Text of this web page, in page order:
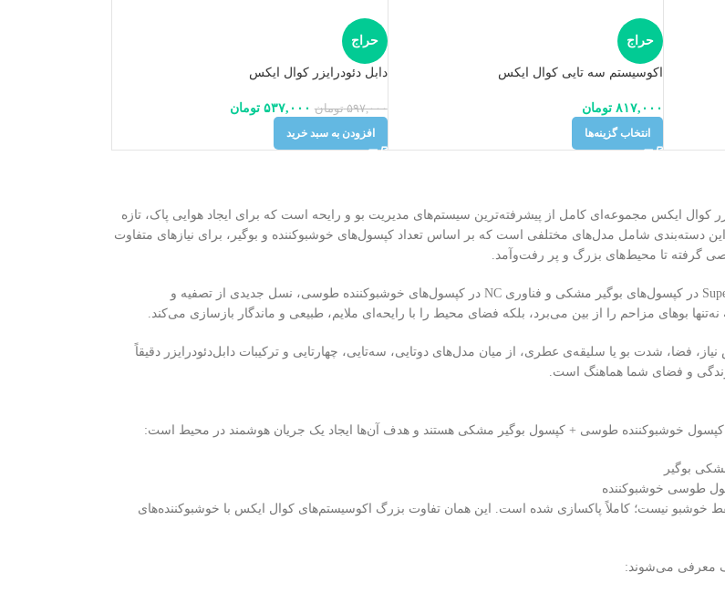
حراج
اکوسیستم سه تایی کوال ایکس
۸۱۷,۰۰۰ تومان
انتخاب گزینه‌ها
حراج
دابل دئودرایزر کوال ایکس
۵۹۷,۰۰۰ تومان ۵۳۷,۰۰۰ تومان
افزودن به سبد خرید
کوال ایکس مجموعه‌ای کامل از پیشرفته‌ترین سیستم‌های مدیریت بو و رایحه است که برای ایجاد هوایی پاک، تازه
دسته‌بندی شامل مدل‌های مختلفی است که بر اساس تعداد کپسول‌های خوشبوکننده و بوگیر، برای نیازهای متفاوت
گرفته تا محیط‌های بزرگ و پر رفت‌وآمد.
کوال ایکس با ترکیب فناوری Super Absorbent در کپسول‌های بوگیر مشکی و فناوری NC در کپسول‌های خوشبوکننده طوسی، نسل جدیدی از تصفیه و
بوهای مزاحم را از بین می‌برد، بلکه فضای محیط را با رایحه‌ای ملایم، طبیعی و ماندگار بازسازی می‌کند.
فضا، شدت بو یا سلیقه‌ی عطری، از میان مدل‌های دوتایی، سه‌تایی، چهار‌تایی و ترکیبات دابل‌دئودرایزر دقیقاً
زندگی و فضای شما هماهنگ است.
خوشبوکننده طوسی + کپسول بوگیر مشکی هستند و هدف آن‌ها ایجاد یک جریان هوشمند در محیط است:
بوگیر
طوسی خوشبوکننده
خوشبو نیست؛ کاملاً پاکسازی شده است. این همان تفاوت بزرگ اکوسیستم‌های کوال ایکس با خوشبوکننده‌های
معرفی می‌شوند: